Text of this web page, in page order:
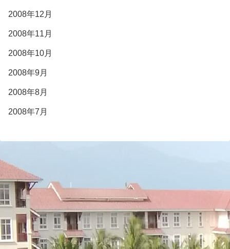
2008年12月
2008年11月
2008年10月
2008年9月
2008年8月
2008年7月